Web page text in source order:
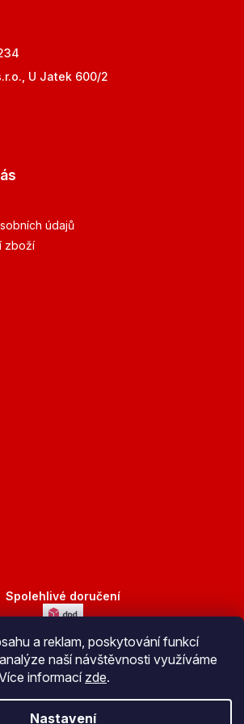
a reklam, poskytování funkcí
naší návštěvnosti využíváme
informací zde.
Nastavení
U Jatek 600/2
údajů
zboží
Spolehlivé doručení
Bezpečná platba